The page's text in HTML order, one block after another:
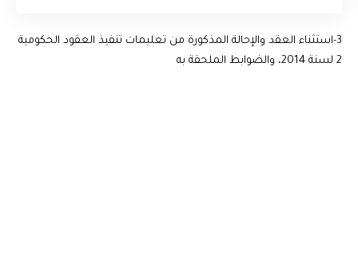
3-استثناء العقد والإحالة المذكورة من تعليمات تنفيذ العقود الحكومية
2 لسنة 2014، والضوابط الملحقة به